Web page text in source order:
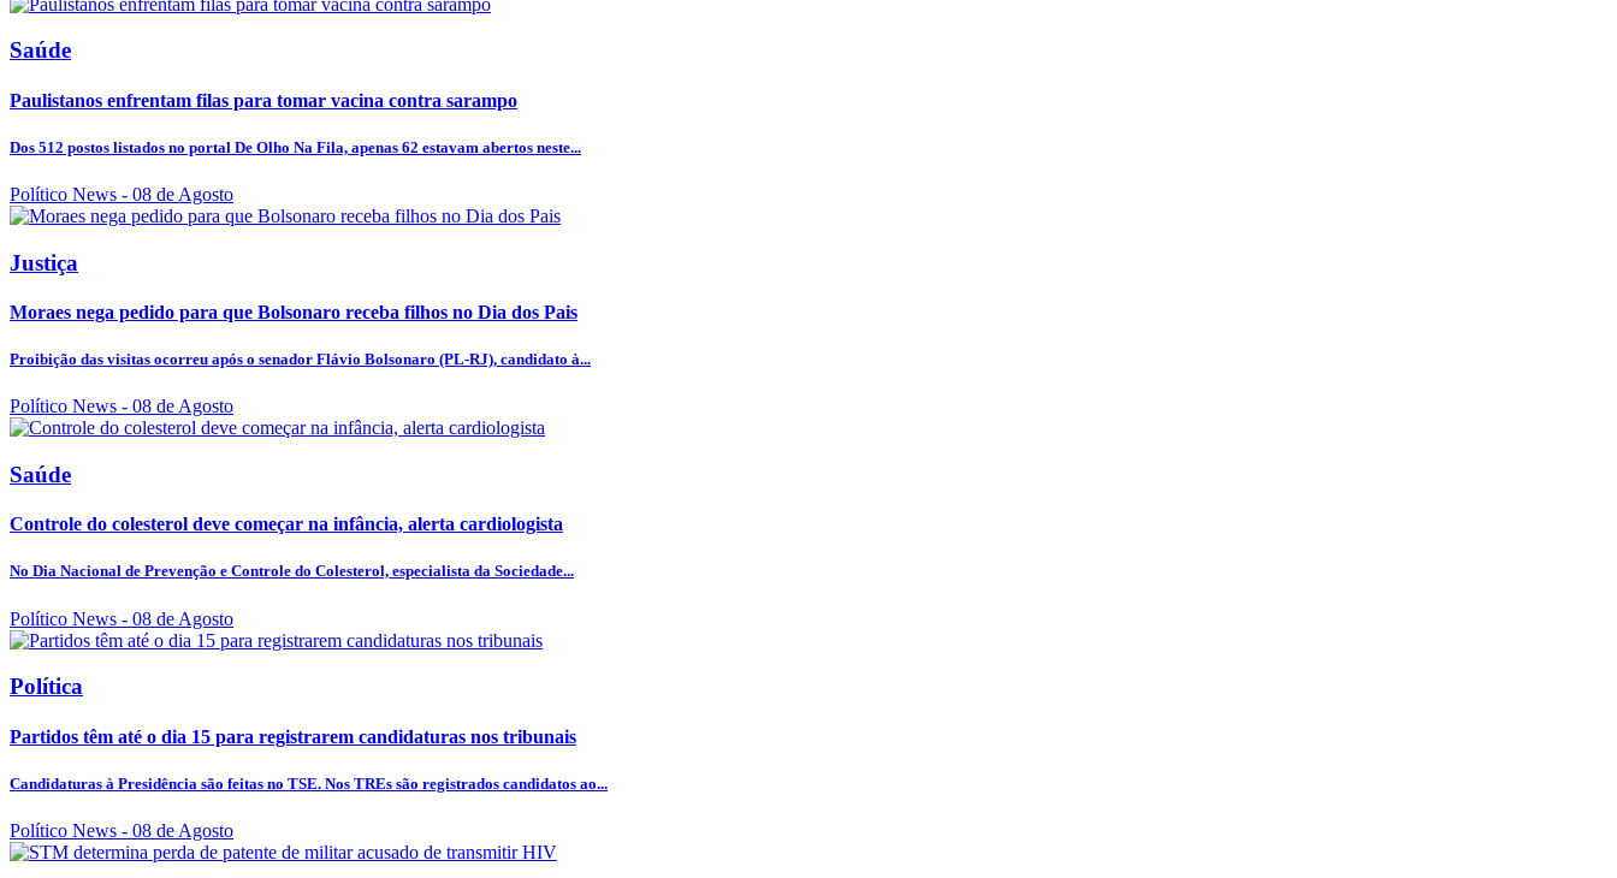
Saúde
Paulistanos enfrentam filas para tomar vacina contra sarampo
Dos 512 postos listados no portal De Olho Na Fila, apenas 62 estavam abertos neste...
Político News - 08 de Agosto
Justiça
Moraes nega pedido para que Bolsonaro receba filhos no Dia dos Pais
Proibição das visitas ocorreu após o senador Flávio Bolsonaro (PL-RJ), candidato à...
Político News - 08 de Agosto
Saúde
Controle do colesterol deve começar na infância, alerta cardiologista
No Dia Nacional de Prevenção e Controle do Colesterol, especialista da Sociedade...
Político News - 08 de Agosto
Política
Partidos têm até o dia 15 para registrarem candidaturas nos tribunais
Candidaturas à Presidência são feitas no TSE. Nos TREs são registrados candidatos ao...
Político News - 08 de Agosto